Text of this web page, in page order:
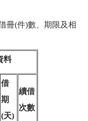
冊(件)數、期限及相
料
借
期
(天)
續借
次數